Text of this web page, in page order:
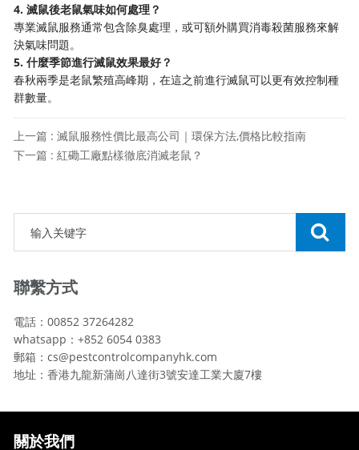
4. 滅鼠後老鼠氣味如何處理？
專業滅鼠服務通常包含除臭處理，或可額外購買消毒殺菌服務來解
決氣味問題。
5. 什麼季節進行滅鼠效果最好？
春秋兩季是老鼠繁殖高峰期，在這之前進行滅鼠可以更有效控制種
群數量。
上一篇 : 滅鼠服務性價比最高公司｜環保方法,價格比較指南
下一篇 : 紅磡工廠點樣徹底消滅老鼠？
聯繫方式
電話：00852 37264282
whatsapp：+852 6054 0383
郵箱：cs@pestcontrolcompanyhk.com
地址：香港九龍新蒲崗八達街3號安達工業大廈7樓
關於我們